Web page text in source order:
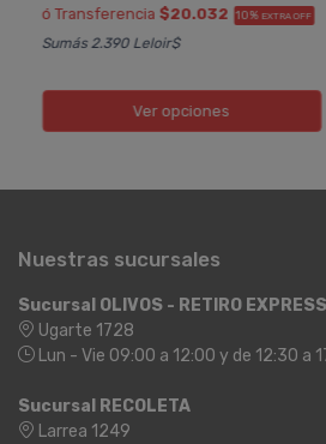
ó Transferencia $20.032 10% EXTRA OFF
Sumás 2.390 Leloir$
Ver opciones
Nuestras sucursales
Sucursal OLIVOS - RETIRO EXPRESS
Ugarte 1728
Lun - Vie 09:00 a 12:00 y de 12:30 a
Sucursal RECOLETA
Larrea 1249